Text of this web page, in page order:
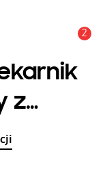
2
z
Cook